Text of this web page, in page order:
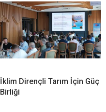
İklim Dirençli Tarım İçin Güç
Birliği